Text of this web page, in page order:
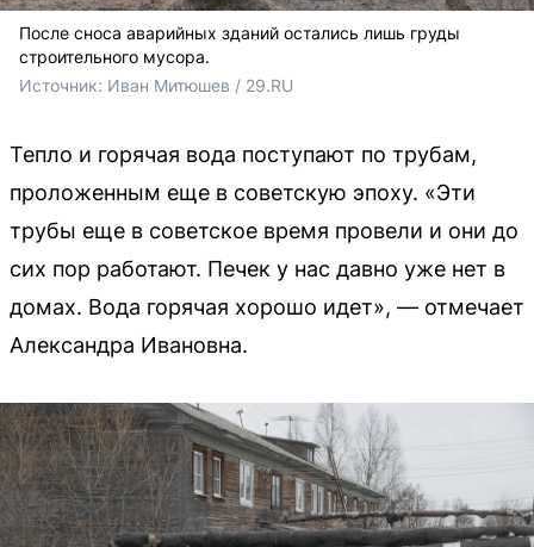
После сноса аварийных зданий остались лишь груды
строительного мусора.
Источник: Иван Митюшев / 29.RU
Тепло и горячая вода поступают по трубам,
проложенным еще в советскую эпоху. «Эти
трубы еще в советское время провели и они до
сих пор работают. Печек у нас давно уже нет в
домах. Вода горячая хорошо идет», — отмечает
Александра Ивановна.